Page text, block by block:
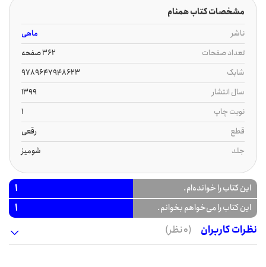
مشخصات کتاب همنام
ناشر
ماهی
تعداد صفحات
362 صفحه
شابک
9789647948623
سال انتشار
1399
نوبت چاپ
1
قطع
رقعی
جلد
شومیز
این کتاب را خوانده‌ام. 1
این کتاب را می‌خواهم بخوانم.
1
نظرات کاربران
(0 نظر)